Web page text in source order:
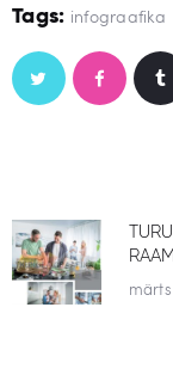
Tags: infograafika
post: